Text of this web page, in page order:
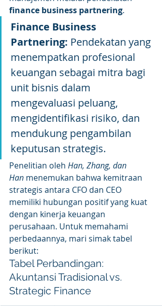
finance business partnering.
Finance Business
Partnering: Pendekatan yang
menempatkan profesional
keuangan sebagai mitra bagi
unit bisnis dalam
mengevaluasi peluang,
mengidentifikasi risiko, dan
mendukung pengambilan
keputusan strategis.
Penelitian oleh Han, Zhang, dan
Han menemukan bahwa kemitraan
strategis antara CFO dan CEO
memiliki hubungan positif yang kuat
dengan kinerja keuangan
perusahaan. Untuk memahami
perbedaannya, mari simak tabel
berikut:
Tabel Perbandingan:
Akuntansi Tradisional vs.
Strategic Finance